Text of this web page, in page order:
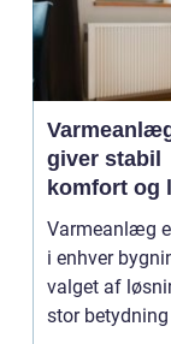
giver stabil
komfort og
Varmeanlæg
i enhver
valget af
stor